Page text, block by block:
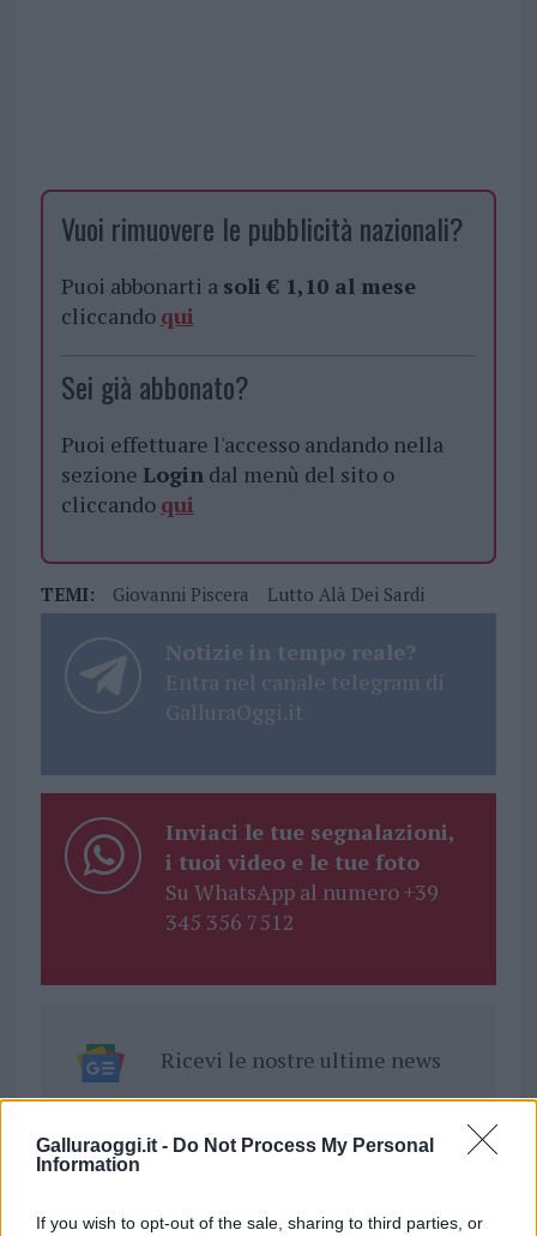
Galluraoggi.it - Do Not Process My Personal
Information
If you wish to opt-out of the sale, sharing to third parties, or
Vuoi rimuovere le pubblicità nazionali?
Puoi abbonarti a soli € 1,10 al mese
cliccando qui
Sei già abbonato?
Puoi effettuare l'accesso andando nella
sezione Logindal menù del sito o
cliccando qui
TEMI: Giovanni Piscera Lutto Alà Dei Sardi
Notizie in tempo reale?
Entra nel canale telegram di
GalluraOggi.it
Inviaci le tue segnalazioni,
i tuoi video e le tue foto
Su WhatsApp al numero +39
345 356 7512
Ricevi le nostre ultime news
Condividi l'articolo